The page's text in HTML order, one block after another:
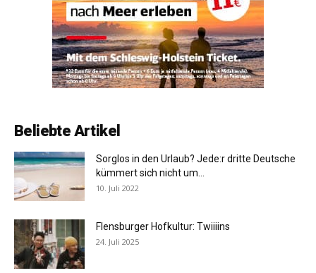
Beliebte Artikel
Sorglos in den Urlaub? Jede:r dritte Deutsche
kümmert sich nicht um...
10. Juli 2022
Flensburger Hofkultur: Twiiiins
24. Juli 2025